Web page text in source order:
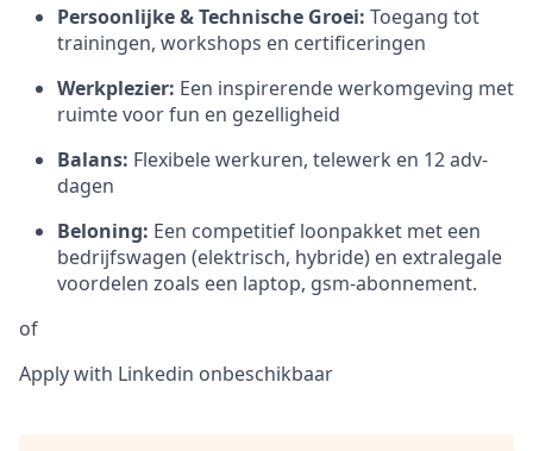
Persoonlijke & Technische Groei: Toegang tot
trainingen, workshops en certificeringen
Werkplezier: Een inspirerende werkomgeving met
ruimte voor fun en gezelligheid
Balans: Flexibele werkuren, telewerk en 12 adv-
dagen
Beloning: Een competitief loonpakket met een
bedrijfswagen (elektrisch, hybride) en extralegale
voordelen zoals een laptop, gsm-abonnement.
of
Apply with Linkedin onbeschikbaar